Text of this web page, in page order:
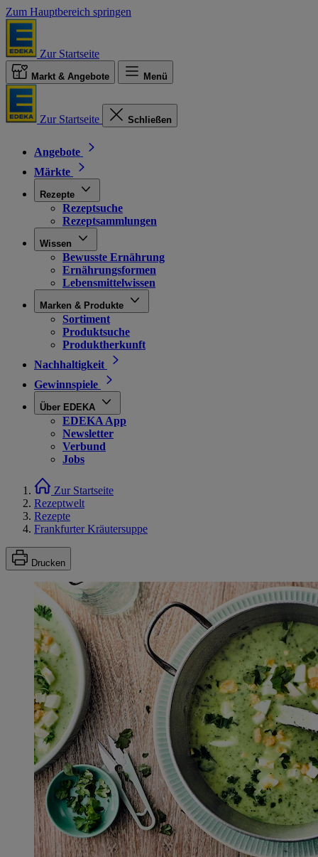
Zum Hauptbereich springen
Zur Startseite
Markt & Angebote Menü
Zur Startseite Schließen
Angebote
Märkte
Rezepte
Rezeptsuche
Rezeptsammlungen
Wissen
Bewusste Ernährung
Ernährungsformen
Lebensmittelwissen
Marken & Produkte
Sortiment
Produktsuche
Produktherkunft
Nachhaltigkeit
Gewinnspiele
Über EDEKA
EDEKA App
Newsletter
Verbund
Jobs
Zur Startseite
Rezeptwelt
Rezepte
Frankfurter Kräutersuppe
Drucken